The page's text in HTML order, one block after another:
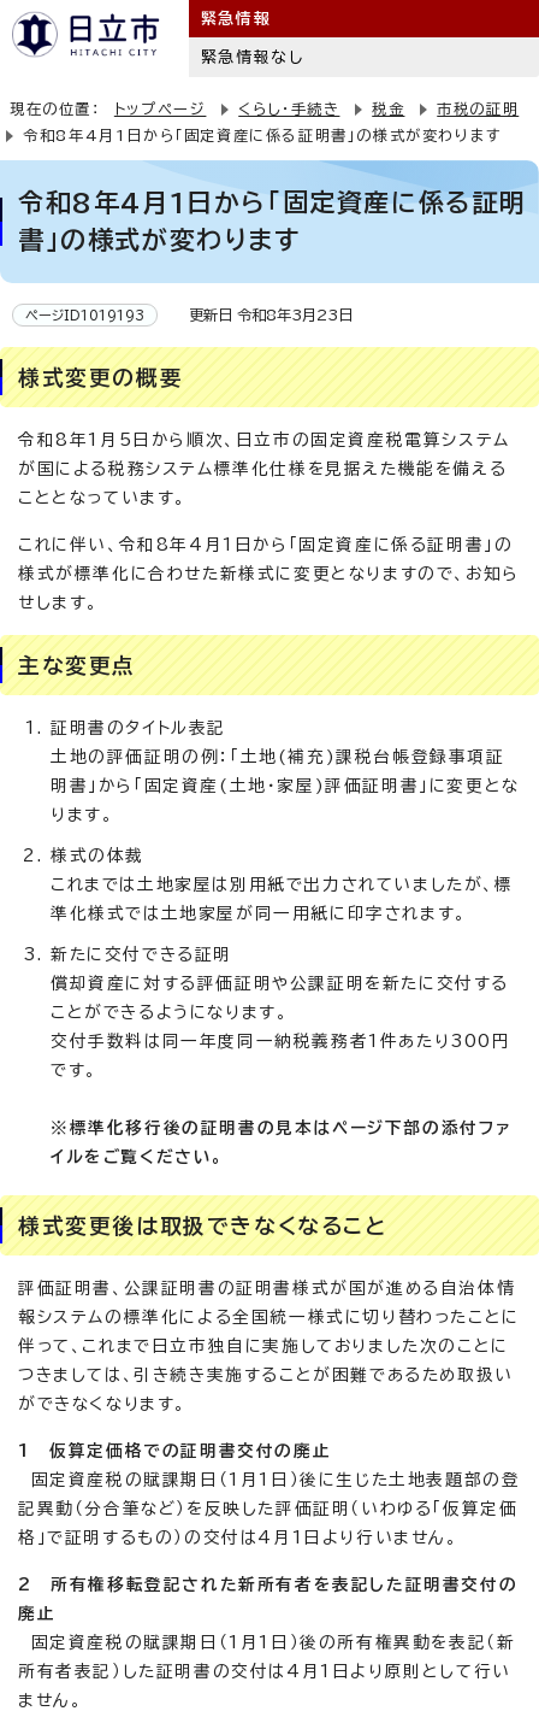
緊急情報
緊急情報なし
現在の位置： トップページ くらし・手続き 税金
市税の証明
令和8年4月1日から「固定資産に係る証明書」の様式が変わります
令和8年4月1日から「固定資産に係る証明
書」の様式が変わります
ページID1019193 更新日 令和8年3月23日
様式変更の概要
令和8年1月5日から順次、日立市の固定資産税電算システム
が国による税務システム標準化仕様を見据えた機能を備える
こととなっています。
これに伴い、令和8年4月1日から「固定資産に係る証明書」の
様式が標準化に合わせた新様式に変更となりますので、お知ら
せします。
主な変更点
証明書のタイトル表記
土地の評価証明の例：「土地(補充)課税台帳登録事項証
明書」から「固定資産(土地・家屋)評価証明書」に変更とな
ります。
様式の体裁
これまでは土地家屋は別用紙で出力されていましたが、標
準化様式では土地家屋が同一用紙に印字されます。
新たに交付できる証明
償却資産に対する評価証明や公課証明を新たに交付する
ことができるようになります。
交付手数料は同一年度同一納税義務者1件あたり300円
です。
※標準化移行後の証明書の見本はページ下部の添付ファ
イルをご覧ください。
様式変更後は取扱できなくなること
評価証明書、公課証明書の証明書様式が国が進める自治体情
報システムの標準化による全国統一様式に切り替わったことに
伴って、これまで日立市独自に実施しておりました次のことに
つきましては、引き続き実施することが困難であるため取扱い
ができなくなります。
1 仮算定価格での証明書交付の廃止
固定資産税の賦課期日（1月1日）後に生じた土地表題部の登
記異動（分合筆など）を反映した評価証明（いわゆる「仮算定価
格」で証明するもの）の交付は4月1日より行いません。
2 所有権移転登記された新所有者を表記した証明書交付の
廃止
固定資産税の賦課期日（1月1日）後の所有権異動を表記（新
所有者表記）した証明書の交付は4月1日より原則として行い
ません。